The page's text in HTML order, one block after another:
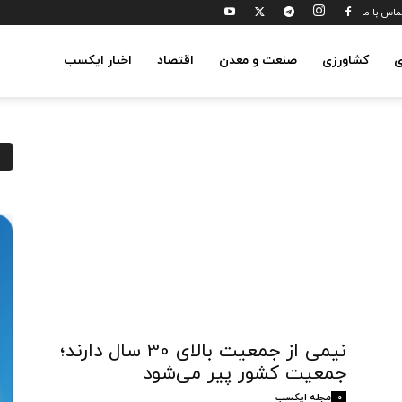
با ما
اخبار ایکسب اقتصاد صنعت و معدن کشاورزی
نیمی از جمعیت بالای 30 سال دارند؛
جمعیت کشور پیر می‌شود
مجله ایکسب 0